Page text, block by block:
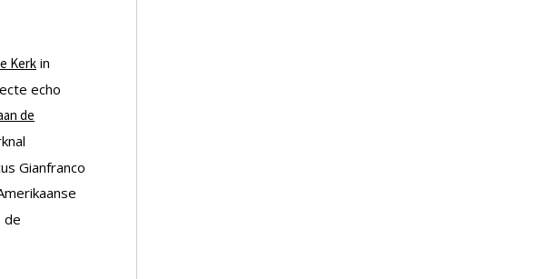
Kerk in
echo
de
Gianfranco
de